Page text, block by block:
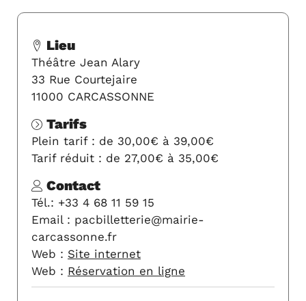
Lieu
Théâtre Jean Alary
33 Rue Courtejaire
11000 CARCASSONNE
Tarifs
Plein tarif : de 30,00€ à 39,00€
Tarif réduit : de 27,00€ à 35,00€
Contact
Tél.: +33 4 68 11 59 15
Email : pacbilletterie@mairie-
carcassonne.fr
Web : Site internet
Web : Réservation en ligne